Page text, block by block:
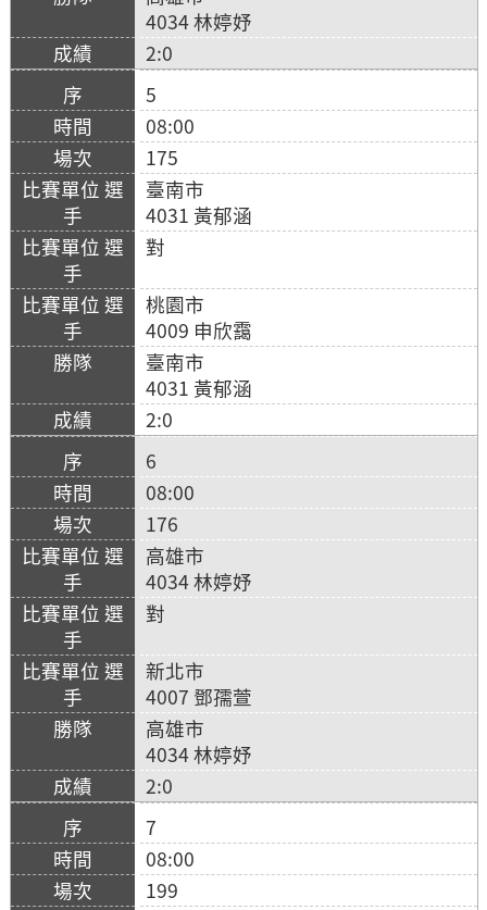
4034 林婷妤
2:0
5
08:00
175
臺南市
4031 黃郁涵
對
桃園市
4009 申欣靄
臺南市
4031 黃郁涵
2:0
6
08:00
176
高雄市
4034 林婷妤
對
新北市
4007 鄧孺萱
高雄市
4034 林婷妤
2:0
7
08:00
199